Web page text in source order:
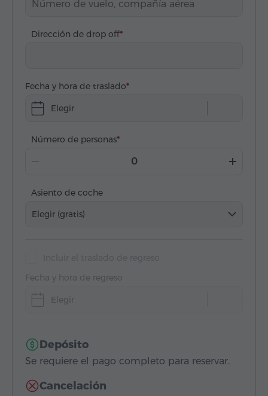
Dirección de drop off
Fecha y hora de traslado
Elegir
Número de personas
Asiento de coche
Elegir (gratis)
Fecha y hora de regreso
Elegir
Depósito
Se requiere el pago completo para reservar.
Cancelación